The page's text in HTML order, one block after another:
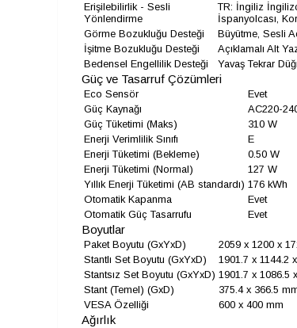
Erişilebilirlik - Sesli
Yönlendirme
TR: İngiliz
İspanyolcası,
Görme Bozukluğu Desteği
Büyütme, Sesli
İşitme Bozukluğu Desteği
Açıklamalı Alt
Bedensel Engellilik Desteği
Yavaş Tekrar
Güç ve Tasarruf Çözümleri
Eco Sensör
Evet
Güç Kaynağı
AC220-
Güç Tüketimi (Maks)
310 W
Enerji Verimlilik Sınıfı
E
Enerji Tüketimi (Bekleme)
0.50 W
Enerji Tüketimi (Normal)
127 W
Yıllık Enerji Tüketimi (AB standardı) 176 kWh
Otomatik Kapanma
Evet
Otomatik Güç Tasarrufu
Evet
Boyutlar
Paket Boyutu (GxYxD)
2059 x 1200 x
Stantlı Set Boyutu (GxYxD)
1901.7 x 1144.2
Stantsız Set Boyutu (GxYxD) 1901.7 x 1086.5
Stant (Temel) (GxD)
375.4 x 366.5
VESA Özelliği
600 x 400 mm
Ağırlık